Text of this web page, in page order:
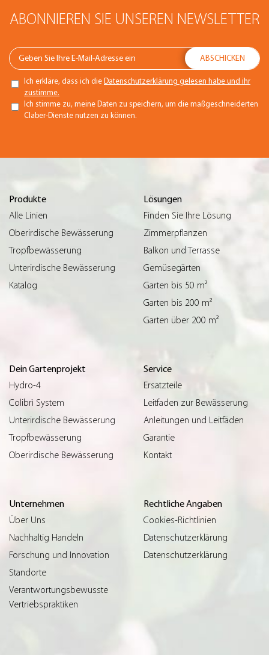
ABONNIEREN SIE UNSEREN NEWSLETTER
Ich erkläre, dass ich die Datenschutzerklärung gelesen habe und ihr
zustimme.
Ich stimme zu, meine Daten zu speichern, um die maßgeschneiderten
Claber-Dienste nutzen zu können.
Produkte
Alle Linien
Oberirdische Bewässerung
Tropfbewässerung
Unterirdische Bewässerung
Katalog
Lösungen
Finden Sie Ihre Lösung
Zimmerpflanzen
Balkon und Terrasse
Gemüsegärten
Garten bis 50 m²
Garten bis 200 m²
Garten über 200 m²
Dein Gartenprojekt
Hydro-4
Colibrì System
Unterirdische Bewässerung
Tropfbewässerung
Oberirdische Bewässerung
Service
Ersatzteile
Leitfaden zur Bewässerung
Anleitungen und Leitfäden
Garantie
Kontakt
Unternehmen
Über Uns
Nachhaltig Handeln
Forschung und Innovation
Standorte
Verantwortungsbewusste
Vertriebspraktiken
Rechtliche Angaben
Cookies-Richtlinien
Datenschutzerklärung
Datenschutzerklärung